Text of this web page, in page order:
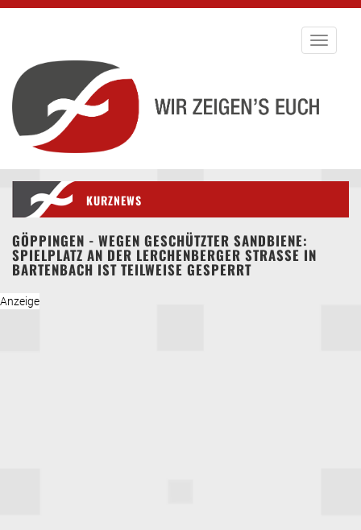
Toggle
KURZNEWS
GÖPPINGEN - WEGEN GESCHÜTZTER SANDBIENE:
SPIELPLATZ AN DER LERCHENBERGER STRASSE IN B
ARTENBACH IST TEILWEISE GESPERRT